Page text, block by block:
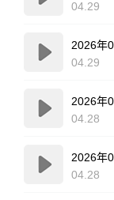
04.29
2026年
04.29
2026年
04.28
2026年
04.28